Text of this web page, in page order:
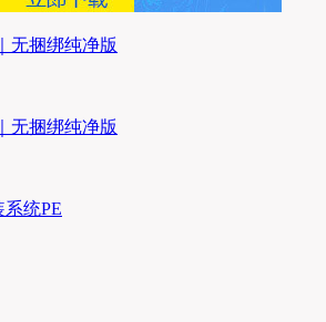
无捆绑纯净版
无捆绑纯净版
系统PE